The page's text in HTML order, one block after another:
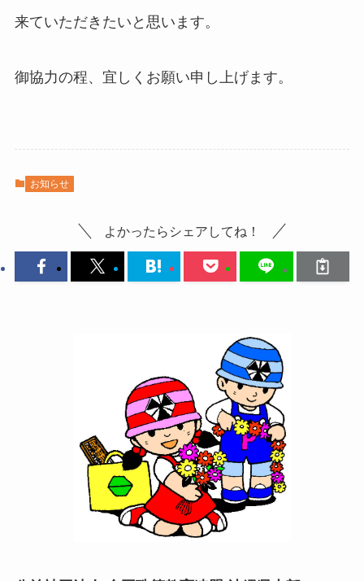
来ていただきたいと思います。
御協力の程、宜しくお願い申し上げます。
お知らせ
よかったらシェアしてね！